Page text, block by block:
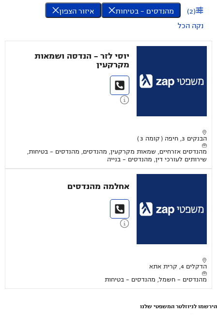
(
2
) מהנדסים - בטיחות
איזור הצפון
נקה הכל
יוסי לזר - הנדסה ושמאות
מקרקעין
הבנקים 3, חיפה ( קומה 3 )
מהנדסים אזרחיים, שמאות מקרקעין, מהנדסים, מהנדסים - בטיחות,
שירותים לעורכי דין, מהנדסים - בנייה
אחלמה מהנדסים
הדקלים 4, קרית אתא
מהנדסים - חשמל, מהנדסים - בטיחות
הירשמו לניוזלטר המשפטי שלנו